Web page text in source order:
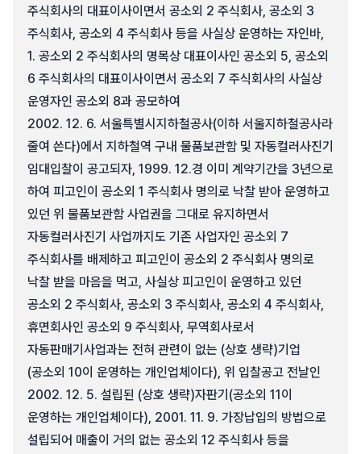
주식회사의 대표이사이면서 공소외 2 주식회사, 공소외 3
주식회사, 공소외 4 주식회사 등을 사실상 운영하는 자인바,
1. 공소외 2 주식회사의 명목상 대표이사인 공소외 5, 공소외
6 주식회사의 대표이사이면서 공소외 7 주식회사의 사실상
운영자인 공소외 8과 공모하여
2002. 12. 6. 서울특별시지하철공사(이하 서울지하철공사라
줄여 쓴다)에서 지하철역 구내 물품보관함 및 자동컬러사진기
임대입찰이 공고되자, 1999. 12.경 이미 계약기간을 3년으로
하여 피고인이 공소외 1 주식회사 명의로 낙찰 받아 운영하고
있던 위 물품보관함 사업권을 그대로 유지하면서
자동컬러사진기 사업까지도 기존 사업자인 공소외 7
주식회사를 배제하고 피고인이 공소외 2 주식회사 명의로
낙찰 받을 마음을 먹고, 사실상 피고인이 운영하고 있던
공소외 2 주식회사, 공소외 3 주식회사, 공소외 4 주식회사,
휴면회사인 공소외 9 주식회사, 무역회사로서
자동판매기사업과는 전혀 관련이 없는 (상호 생략)기업
(공소외 10이 운영하는 개인업체이다), 위 입찰공고 전날인
2002. 12. 5. 설립된 (상호 생략)자판기(공소외 11이
운영하는 개인업체이다), 2001. 11. 9. 가장납입의 방법으로
설립되어 매출이 거의 없는 공소외 12 주식회사 등을